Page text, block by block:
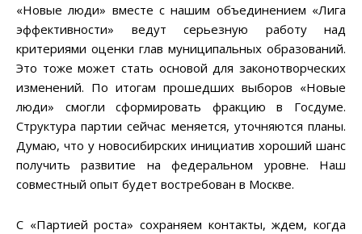
«Новые люди» вместе с нашим объединением «Лига
эффективности» ведут серьезную работу над
критериями оценки глав муниципальных образований.
Это тоже может стать основой для законотворческих
изменений. По итогам прошедших выборов «Новые
люди» смогли сформировать фракцию в Госдуме.
Структура партии сейчас меняется, уточняются планы.
Думаю, что у новосибирских инициатив хороший шанс
получить развитие на федеральном уровне. Наш
совместный опыт будет востребован в Москве.
С «Партией роста» сохраняем контакты, ждем, когда